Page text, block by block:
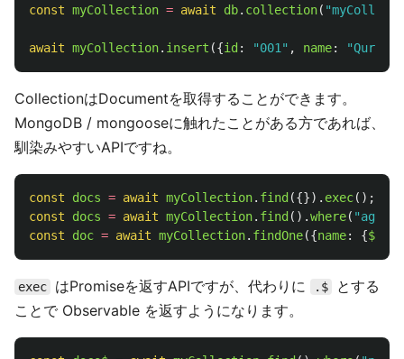
const myCollection = await db. collection( "
await myCollection. insert ({id : "001" , name: "Quramy
CollectionはDocumentを取得することができます。
MongoDB / mongooseに触れたことがある方であれば、
馴染みやすいAPIですね。
const docs = await myCollection. find ({}). exec();
const
docs = await myCollection. find ().where( "age
const
doc = await myCollection. findOne({name: {$eq
exec はPromiseを返すAPIですが、代わりに .$
とする
ことで Observable を返すようになります。